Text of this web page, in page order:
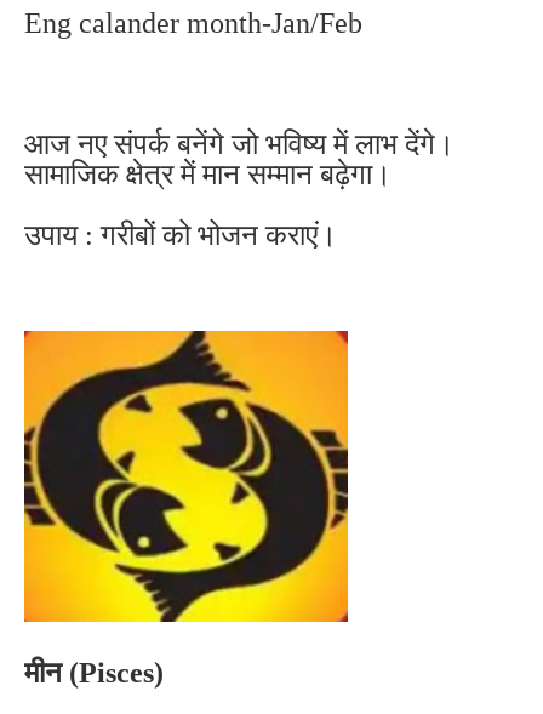
Eng calander month-Jan/Feb
आज नए संपर्क बनेंगे जो भविष्य में लाभ देंगे।
सामाजिक क्षेत्र में मान सम्मान बढ़ेगा।
उपाय : गरीबों को भोजन कराएं।
मीन (Pisces)